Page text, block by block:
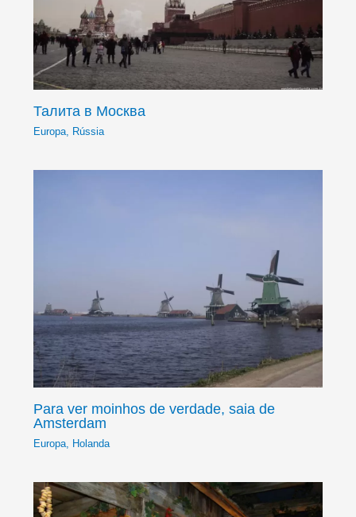
Талита в Москва
Europa, Rússia
Para ver moinhos de verdade, saia de
Amsterdam
Europa, Holanda